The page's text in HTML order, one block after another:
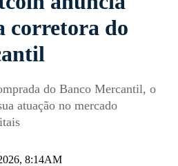
corretora do
do Banco Mercantil, o
atuação no mercado
8:14AM